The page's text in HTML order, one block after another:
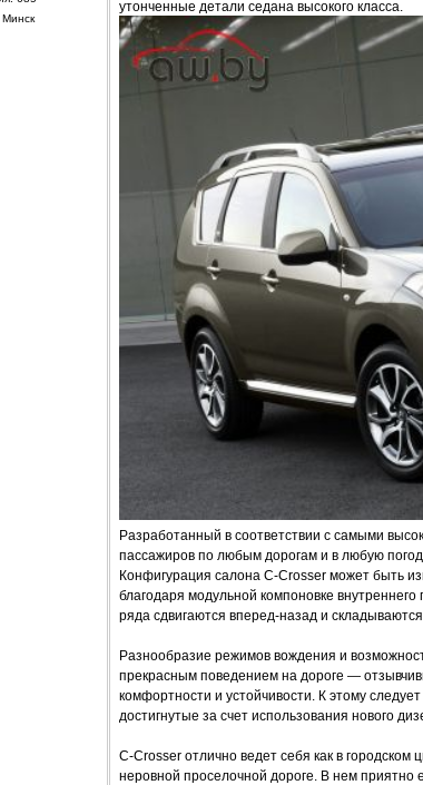
Минск
утонченные детали седана высокого класса.
Разработанный в соответствии с самыми
пассажиров по любым дорогам и в любую
Конфигурация салона C-Crosser может быть
благодаря модульной компоновке
ряда сдвигаются вперед-назад и
Разнообразие режимов вождения и
прекрасным поведением на дороге —
комфортности и устойчивости. К этому
достигнутые за счет использования нового
C-Crosser отлично ведет себя как в городском
неровной проселочной дороге. В нем приятно